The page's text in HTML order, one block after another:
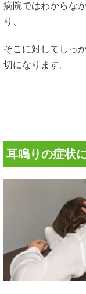
病院ではわからな
り、
そこに対してしっ
切になります。
耳鳴りの症状